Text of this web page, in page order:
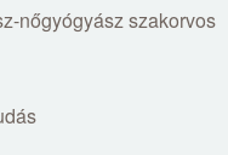
nőgyógyász szakorvos